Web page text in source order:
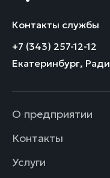
Контакты службы
+7 (343) 257-12-12
Екатеринбург,
О предприятии
Контакты
Услуги